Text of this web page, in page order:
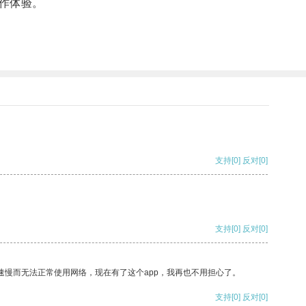
体验。
支持[0] 反对[0]
支持[0] 反对[0]
而无法正常使用网络，现在有了这个app，我再也不用担心了。
支持[0] 反对[0]